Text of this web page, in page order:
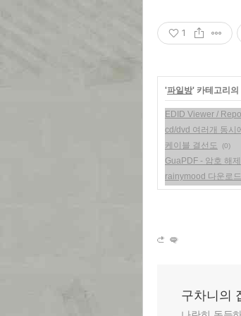
1
'파일방' 카테고리의
EDID Viewer /
cd/dvd 여러개 동시
케이블 결선도 (0)
GuaPDF - 암호 해제
rainymood 다운로드
구차니의